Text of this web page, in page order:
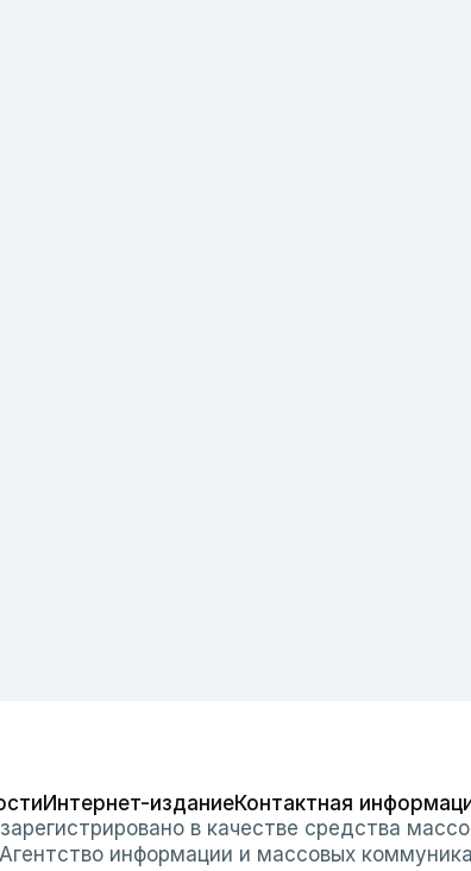
Интернет-изданиеКонтактная
в качестве средства
информации и массовых